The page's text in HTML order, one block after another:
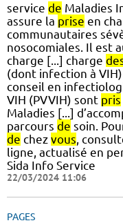
service de Maladies
assure la prise en
communautaires
nosocomiales. Il est
charge [...] charge
(dont infection à
conseil en
VIH (PVVIH) sont pris
Maladies [...]
parcours de soin.
de chez vous ,
ligne, actualisé en
Sida Info Service
22/03/2024 11:06
PAGES